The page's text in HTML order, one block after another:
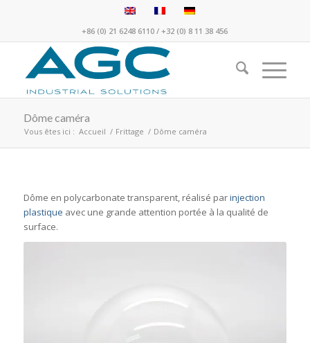
+86 (0) 21 6248 6110 /+32 (0) 8 11 38 456
Dôme caméra
Vous êtes ici : Accueil / Frittage / Dôme caméra
Dôme en polycarbonate transparent, réalisé parinjection
plastique avec une grande attention portée à la qualité de
surface.